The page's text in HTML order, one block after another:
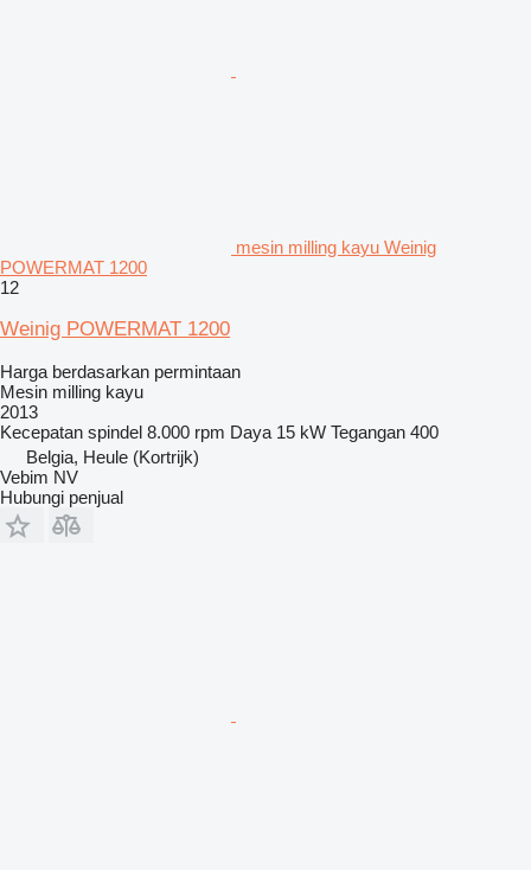
mesin milling kayu Weinig
POWERMAT 1200
12
Weinig POWERMAT 1200
Harga berdasarkan permintaan
Mesin milling kayu
2013
Kecepatan spindel 8.000 rpm Daya 15 kW Tegangan 400
Belgia, Heule (Kortrijk)
Vebim NV
Hubungi penjual